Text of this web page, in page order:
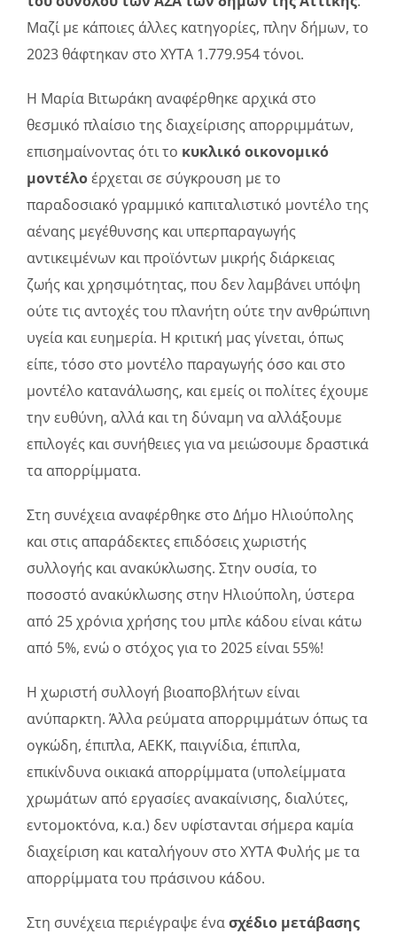
Μαζί με κάποιες άλλες κατηγορίες, πλην δήμων, το
2023 θάφτηκαν στο ΧΥΤΑ 1.779.954 τόνοι.
Η Μαρία Βιτωράκη αναφέρθηκε αρχικά στο
θεσμικό πλαίσιο της διαχείρισης απορριμμάτων,
επισημαίνοντας ότι το κυκλικό οικονομικό
μοντέλοέρχεται σε σύγκρουση με το
παραδοσιακό γραμμικό καπιταλιστικό μοντέλο της
αέναης μεγέθυνσης και υπερπαραγωγής
αντικειμένων και προϊόντων μικρής διάρκειας
ζωής και χρησιμότητας, που δεν λαμβάνει υπόψη
ούτε τις αντοχές του πλανήτη ούτε την ανθρώπινη
υγεία και ευημερία. Η κριτική μας γίνεται, όπως
είπε, τόσο στο μοντέλο παραγωγής όσο και στο
μοντέλο κατανάλωσης, και εμείς οι πολίτες έχουμε
την ευθύνη, αλλά και τη δύναμη να αλλάξουμε
επιλογές και συνήθειες για να μειώσουμε δραστικά
τα απορρίμματα.
Στη συνέχεια αναφέρθηκε στο Δήμο Ηλιούπολης
και στις απαράδεκτες επιδόσεις χωριστής
συλλογής και ανακύκλωσης. Στην ουσία, το
ποσοστό ανακύκλωσης στην Ηλιούπολη, ύστερα
από 25 χρόνια χρήσης του μπλε κάδου είναι κάτω
από 5%, ενώ ο στόχος για το 2025 είναι 55%!
Η χωριστή συλλογή βιοαποβλήτων είναι
ανύπαρκτη. Άλλα ρεύματα απορριμμάτων όπως τα
ογκώδη, έπιπλα, ΑΕΚΚ, παιγνίδια, έπιπλα,
επικίνδυνα οικιακά απορρίμματα (υπολείμματα
χρωμάτων από εργασίες ανακαίνισης, διαλύτες,
εντομοκτόνα, κ.α.) δεν υφίστανται σήμερα καμία
διαχείριση και καταλήγουν στο ΧΥΤΑ Φυλής με τα
απορρίμματα του πράσινου κάδου.
Στη συνέχεια περιέγραψε ένασχέδιο μετάβασης